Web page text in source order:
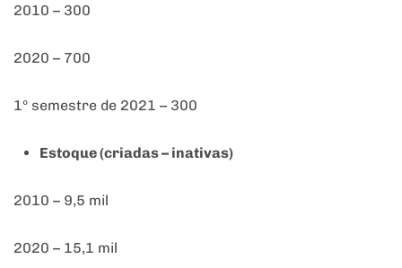
2010 – 300
2020 – 700
1º semestre de 2021 – 300
Estoque (criadas – inativas)
2010 – 9,5 mil
2020 – 15,1 mil